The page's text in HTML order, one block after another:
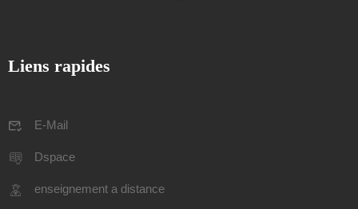
Liens rapides
E-Mail
Dspace
enseignement a distance